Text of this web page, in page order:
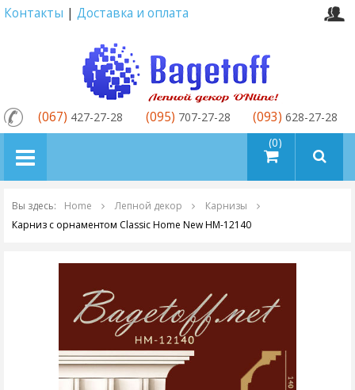
Контакты | Доставка и оплата
товаров (0)
(067) 427-27-28 (095) 707-27-28 (093) 628-27-28
Вы здесь: Home Лепной декор
Карнизы
Карниз с орнаментом Classic Home New HM-12140